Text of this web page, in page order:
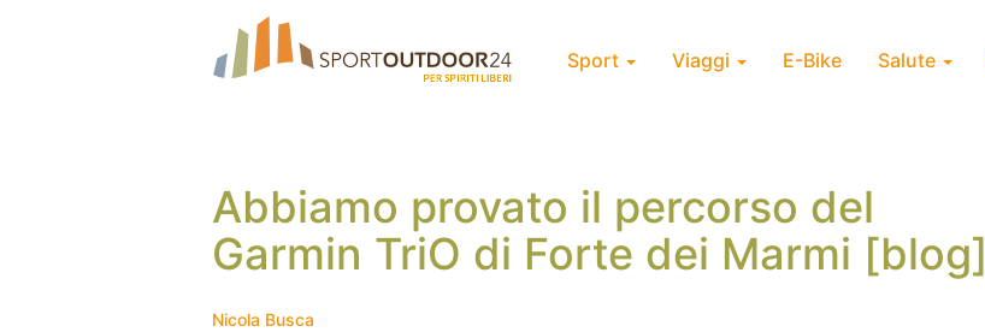
Sport Viaggi E-Bike Salute
Abbiamo provato il percorso del
Garmin TriO di Forte dei Marmi [blog]
Nicola Busca